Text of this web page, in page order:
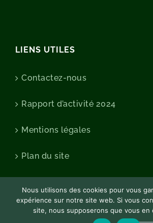
LIENS UTILES
Contactez-nous
Rapport d’activité 2024
Mentions légales
Plan du site
Nous utilisons des cookies pour vous
expérience sur notre site web. Si vous
site, nous supposerons que vous en